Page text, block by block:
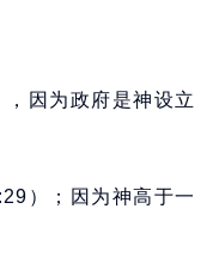
因为政府是神设立
）；因为神高于一